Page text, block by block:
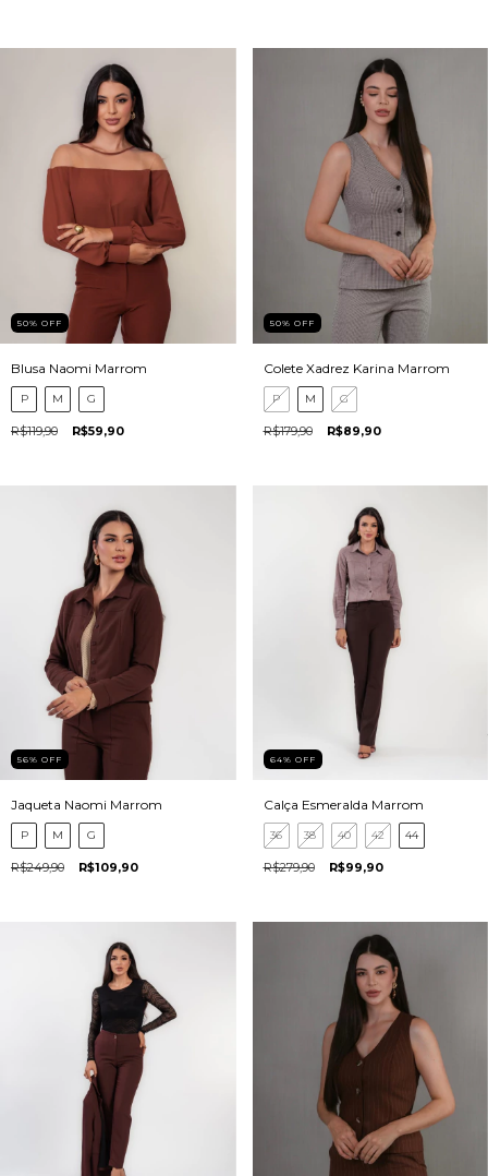
50% OFF
Blusa Naomi Marrom
P M G
R$119,90 R$59,90
50% OFF
Colete Xadrez Karina Marrom
P M G
R$179,90 R$89,90
56% OFF
Jaqueta Naomi Marrom
P M G
R$249,90 R$109,90
64% OFF
Calça Esmeralda Marrom
36 38 40 42 44
R$279,90 R$99,90